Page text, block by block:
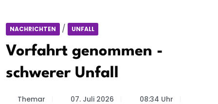
NACHRICHTEN / UNFALL
Vorfahrt genommen -
schwerer Unfall
Themar 07. Juli 2026 08:34 Uhr